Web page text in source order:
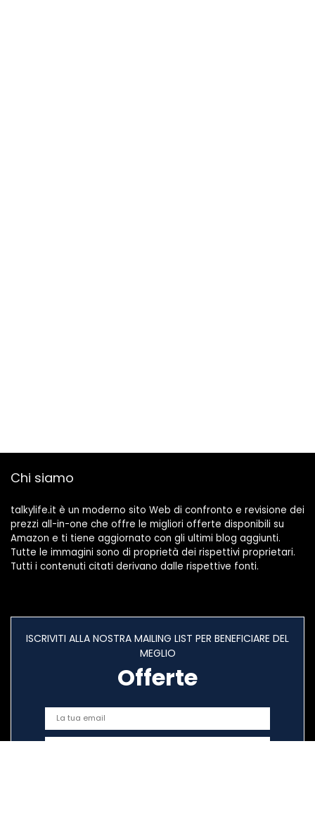
Chi siamo
talkylife.it è un moderno sito Web di confronto e revisione dei
prezzi all-in-one che offre le migliori offerte disponibili su
Amazon e ti tiene aggiornato con gli ultimi blog aggiunti.
Tutte le immagini sono di proprietà dei rispettivi proprietari.
Tutti i contenuti citati derivano dalle rispettive fonti.
ISCRIVITI ALLA NOSTRA MAILING LIST PER BENEFICIARE DEL
MEGLIO
Offerte